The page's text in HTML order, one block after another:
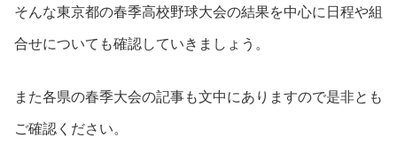
そんな東京都の春季高校野球大会の結果を中心に日程や組
合せについても確認していきましょう。
また各県の春季大会の記事も文中にありますので是非とも
ご確認ください。